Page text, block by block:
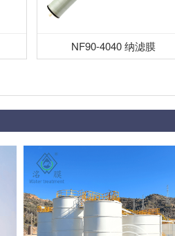
NF90-4040 纳滤膜